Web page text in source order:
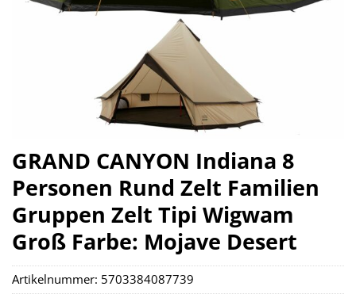
GRAND CANYON Indiana 8
Personen Rund Zelt Familien
Gruppen Zelt Tipi Wigwam
Groß Farbe: Mojave Desert
Artikelnummer: 5703384087739